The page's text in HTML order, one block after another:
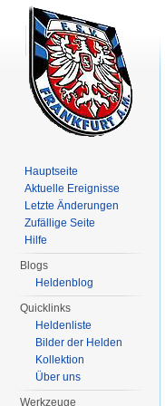
Hauptseite
Aktuelle Ereignisse
Letzte Änderungen
Zufällige Seite
Hilfe
Blogs
Heldenblog
Quicklinks
Heldenliste
Bilder der Helden
Kollektion
Über uns
Werkzeuge